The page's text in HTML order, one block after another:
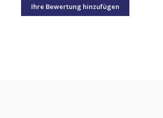
Ihre Bewertung hinzufügen